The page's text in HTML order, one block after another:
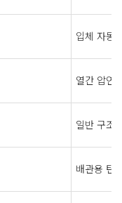
입체 자동
열간 압연
일반 구조
배관용 탄